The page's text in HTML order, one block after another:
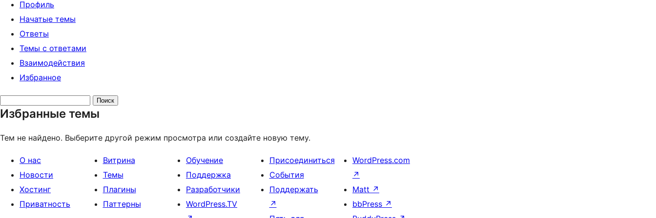
Профиль
Начатые темы
Ответы
Темы с ответами
Взаимодействия
Избранное
тем:
Избранные темы
Тем не найдено. Выберите другой режим просмотра или создайте новую тему.
О нас
Новости
Хостинг
Приватность
Витрина
Темы
Плагины
Паттерны
Обучение
Поддержка
Разработчики
WordPress.TV
Присоединиться
События
Поддержать
↗
WordPress.com
↗
Matt ↗
bbPress ↗